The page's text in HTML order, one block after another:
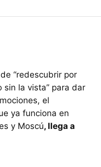
“redescubrir por
la vista” para dar
el
ya funciona en
y Moscú, llega a